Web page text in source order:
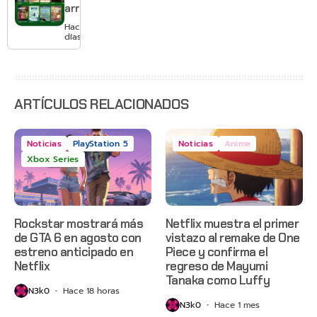
suscripción
arranca
agosto
con
Gears of
2 y más
Hace 3
días
ARTÍCULOS RELACIONADOS
Noticias
PlayStation 5
Xbox Series
Rockstar mostrará más
de GTA 6 en agosto con
estreno anticipado en
Netflix
N3k0 Hace 18 horas
Noticias Anime
Netflix muestra el primer
vistazo al remake de One
Piece y confirma el
regreso de Mayumi
Tanaka como Luffy
N3k0 Hace 1 mes